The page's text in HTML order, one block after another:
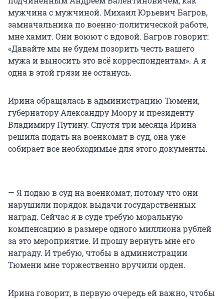
мужчина с мужчиной. Михаил Юрьевич Багров,
замначальника по военно-политической работе,
мне хамит. Они воюют с вдовой. Багров говорит:
«Давайте мы не будем позорить честь вашего
мужа и выносить это всё корреспондентам». А я
одна в этой грязи не останусь.
Ирина обращалась в администрацию Тюмени,
губернатору Александру Моору и президенту
Владимиру Путину. Спустя три месяца Ирина
решила подать на военкомат в суд, она уже
собирает все необходимые для этого документы.
— Я подаю в суд на военкомат, потому что они
нарушили порядок выдачи государственных
наград. Сейчас я в суде требую моральную
компенсацию в размере одного миллиона рублей
за это мероприятие. И прошу вернуть мне его
награду. И требую, чтобы в администрации
Тюмени мне торжественно вручили орден.
Ирина говорит, в первую очередь ей важно, чтобы